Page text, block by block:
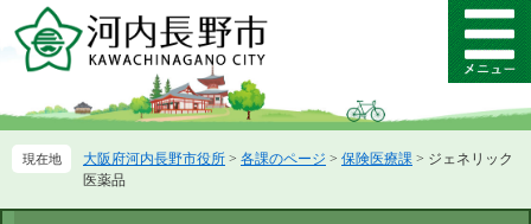
ー
先
ニ
を
て
メ
ニ
ー
大阪府河内長野市役所 > 各課のページ > 保険医療課 > ジェネリック
医薬品